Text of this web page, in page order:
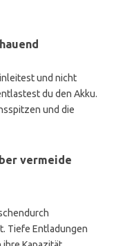
und nicht
du den Akku.
und die
vermeide
Tiefe Entladungen